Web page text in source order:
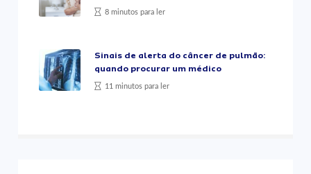
8 minutos para ler
Sinais de alerta do câncer de pulmão:
quando procurar um médico
11 minutos para ler